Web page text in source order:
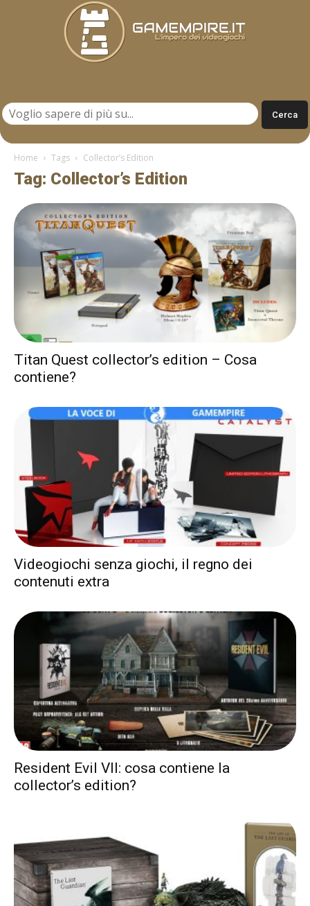
Home Tags Collector’s Edition
Tag: Collector’s Edition
Titan Quest collector’s edition – Cosa
contiene?
Videogiochi senza giochi, il regno dei
contenuti extra
Resident Evil VII: cosa contiene la
collector’s edition?